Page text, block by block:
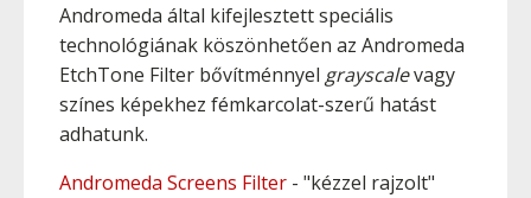
Andromeda által kifejlesztett speciális
technológiának köszönhetően az Andromeda
EtchTone Filter bővítménnyel grayscalevagy
színes képekhez fémkarcolat-szerű hatást
adhatunk.
Andromeda Screens Filter - "kézzel rajzolt"